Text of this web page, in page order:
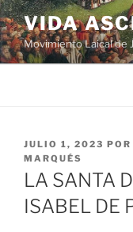
VIDA
Movimiento Laical de
JULIO 1, 2023 POR
MARQUÉS
LA SANTA
ISABEL DE